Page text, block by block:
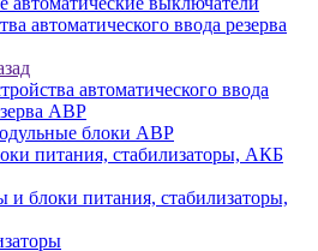
автоматического ввода резерва
автоматического ввода
АВР
блоки АВР
питания, стабилизаторы, АКБ
и блоки питания, стабилизаторы,